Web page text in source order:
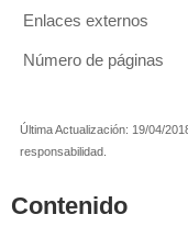
Enlaces externos
Número de páginas
Última Actualización: 19/04/
responsabilidad.
Contenido